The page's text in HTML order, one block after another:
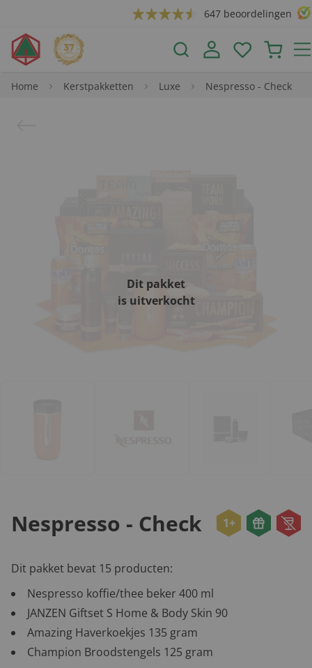
647 beoordelingen
Home Kerstpakketten Luxe Nespresso - Check
Dit pakket
is uitverkocht
Nespresso - Check 1+
Dit pakket bevat 15 producten:
Nespresso koffie/thee beker 400 ml
JANZEN Giftset S Home & Body Skin 90
Amazing Haverkoekjes 135 gram
Champion Broodstengels 125 gram